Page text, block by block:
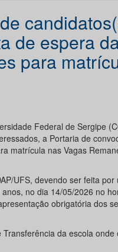
de espera
para
Federal de Sergipe
a Portaria de
matrícula nas Vagas
UFS, devendo ser feita por
no dia 14/05/2026 no
obrigatória dos
da escola onde